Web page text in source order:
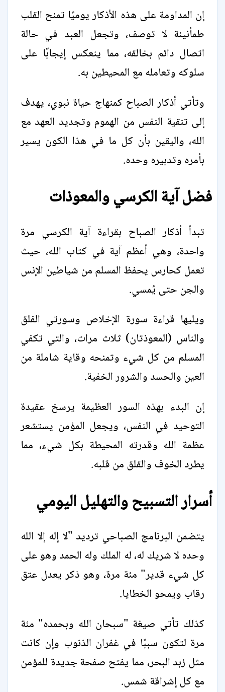
إن المداومة على هذه الأذكار يوميًا تمنح القلب
طمأنينة لا توصف، وتجعل العبد في حالة
اتصال دائم بخالقه، مما ينعكس إيجابًا على
سلوكه وتعامله مع المحيطين به.
وتأتي أذكار الصباح كمنهاج حياة نبوي، يهدف
إلى تنقية النفس من الهموم وتجديد العهد مع
الله، واليقين بأن كل ما في هذا الكون يسير
بأمره وتدبيره وحده.
فضل آية الكرسي والمعوذات
تبدأ أذكار الصباح بقراءة آية الكرسي مرة
واحدة، وهي أعظم آية في كتاب الله، حيث
تعمل كحارس يحفظ المسلم من شياطين الإنس
والجن حتى يُمسي.
ويليها قراءة سورة الإخلاص وسورتي الفلق
والناس (المعوذتان) ثلاث مرات، والتي تكفي
المسلم من كل شيء وتمنحه وقاية شاملة من
العين والحسد والشرور الخفية.
إن البدء بهذه السور العظيمة يرسخ عقيدة
التوحيد في النفس، ويجعل المؤمن يستشعر
عظمة الله وقدرته المحيطة بكل شيء، مما
يطرد الخوف والقلق من قلبه.
أسرار التسبيح والتهليل اليومي
يتضمن البرنامج الصباحي ترديد "لا إله إلا الله
وحده لا شريك له، له الملك وله الحمد وهو على
كل شيء قدير" مئة مرة، وهو ذكر يعدل عتق
رقاب ويمحو الخطايا.
كذلك تأتي صيغة "سبحان الله وبحمده" مئة
مرة لتكون سببًا في غفران الذنوب وإن كانت
مثل زبد البحر، مما يفتح صفحة جديدة للمؤمن
مع كل إشراقة شمس.